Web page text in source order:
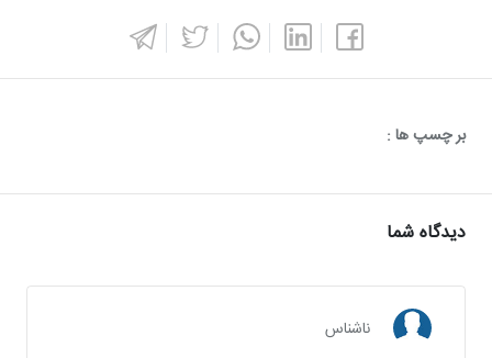
بر چسپ ها :
دیدگاه شما
ناشناس